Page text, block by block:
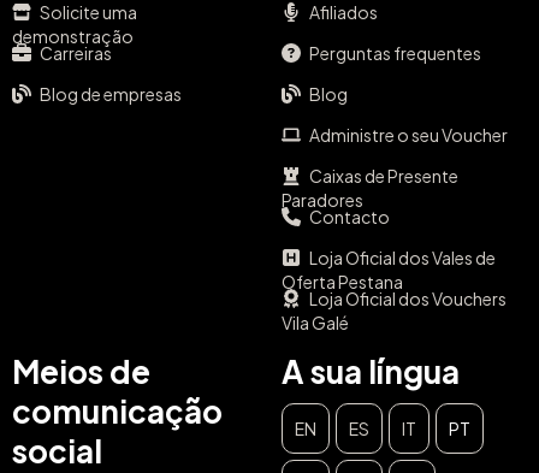
Solicite uma
demonstração
Carreiras
Blog de empresas
Afiliados
Perguntas frequentes
Blog
Administre o seu Voucher
Caixas de Presente
Paradores
Contacto
Loja Oficial dos Vales de
Oferta Pestana
Loja Oficial dos Vouchers
Vila Galé
Meios de
comunicação
social
A sua língua
EN ES IT PT